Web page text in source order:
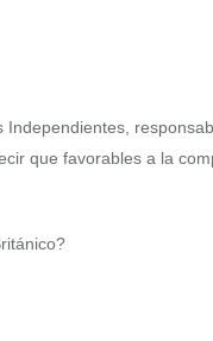
que favorables a la